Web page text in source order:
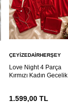
ÇEYIZEDAIRHERŞEY
Love Night 4 Parça
Kırmızı Kadın Gecelik
1.599,00 TL